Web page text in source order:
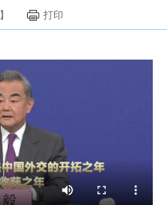
】 打印